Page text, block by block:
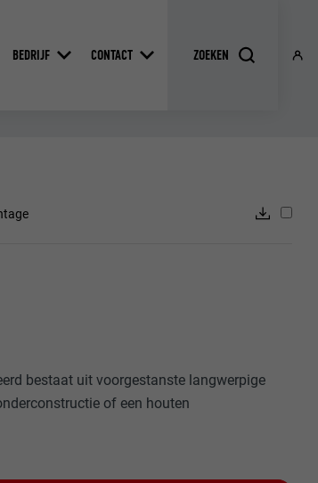
BEDRIJF CONTACT
bestaat uit voorgestanste langwerpige
of een houten